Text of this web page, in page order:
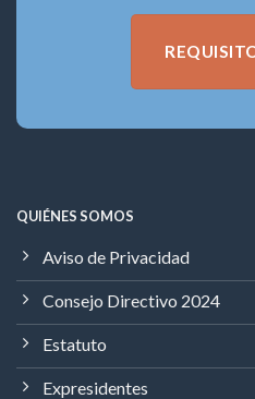
QUIÉNES SOMOS
Aviso de Privacidad
Consejo Directivo 2024
Estatuto
Expresidentes